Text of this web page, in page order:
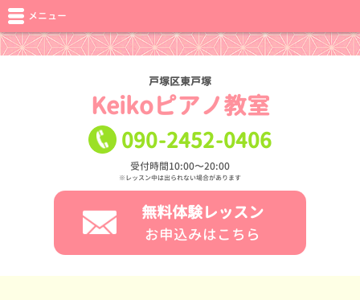
戸塚区東戸塚
Keikoピアノ教室
090-2452-0406
受付時間10:00〜20:00
※レッスン中は出られない場合があります
無料体験レッスン
お申込みはこちら
メニュー